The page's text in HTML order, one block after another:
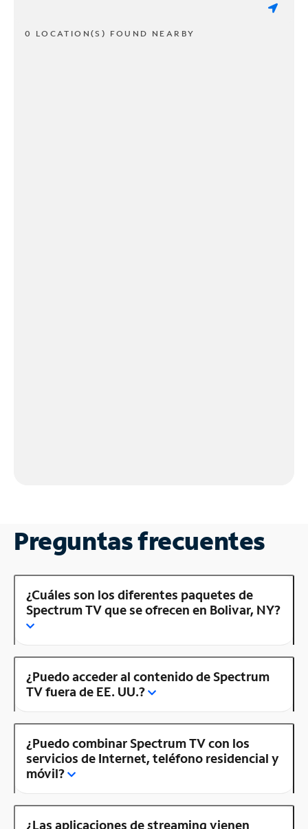
0 LOCATION(S) FOUND NEARBY
Preguntas frecuentes
¿Cuáles son los diferentes paquetes de
Spectrum TV que se ofrecen en Bolivar, NY?
¿Puedo acceder al contenido de Spectrum
TV fuera de EE. UU.?
¿Puedo combinar Spectrum TV con los
servicios de Internet, teléfono residencial y
móvil?
¿Las aplicaciones de streaming vienen